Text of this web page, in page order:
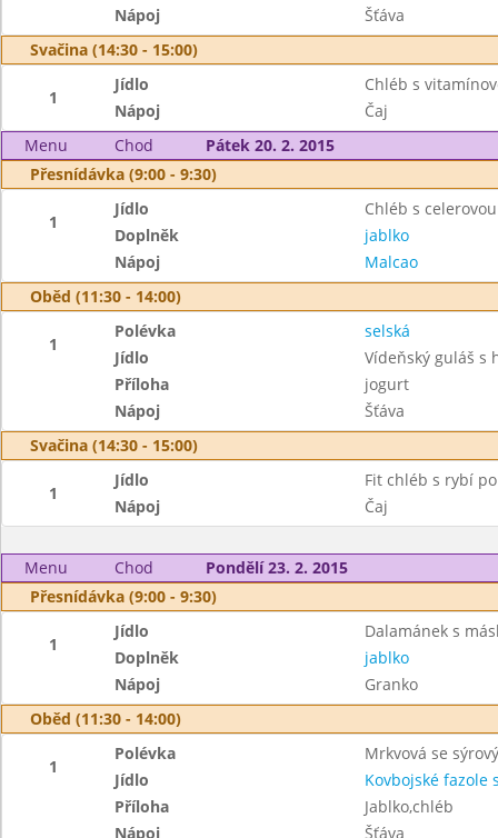
Nápoj
Šťáva
Svačina (14:30 - 15:00)
1
Jídlo
Chléb s
Nápoj
Čaj
Menu
Chod
Pátek 20. 2. 2015
Přesnídávka (9:00 - 9:30)
1
Jídlo
Chléb s
Doplněk
jablko
Nápoj
Malcao
Oběd (11:30 - 14:00)
1
Polévka
selská
Jídlo
Vídeňský guláš s
Příloha
jogurt
Nápoj
Šťáva
Svačina (14:30 - 15:00)
1
Jídlo
Fit chléb s rybí
Nápoj
Čaj
Menu Chod
Pondělí 23. 2. 2015
Přesnídávka (9:00 - 9:30)
1
Jídlo
Dalamánek s
Doplněk
jablko
Nápoj
Granko
Oběd (11:30 - 14:00)
1
Polévka
Mrkvová se
Jídlo
Kovbojské fazole
Příloha
Jablko,chléb
Nápoj
Šťáva